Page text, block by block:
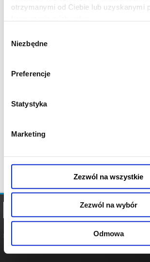
otrzymanymi od Ciebie lub uzyskanymi
zgody
Niezbędne
Preferencje
Statystyka
Marketing
Zezwól na wszystkie
Zezwól na wybór
Odmowa
POLITYKA